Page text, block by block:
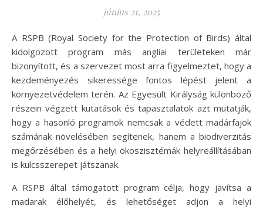
június 21, 2025
A RSPB (Royal Society for the Protection of Birds) által
kidolgozott program más angliai területeken már
bizonyított, és a szervezet most arra figyelmeztet, hogy a
kezdeményezés sikeressége fontos lépést jelent a
környezetvédelem terén. Az Egyesült Királyság különböző
részein végzett kutatások és tapasztalatok azt mutatják,
hogy a hasonló programok nemcsak a védett madárfajok
számának növelésében segítenek, hanem a biodiverzitás
megőrzésében és a helyi ökoszisztémák helyreállításában
is kulcsszerepet játszanak.
A RSPB által támogatott program célja, hogy javítsa a
madarak élőhelyét, és lehetőséget adjon a helyi